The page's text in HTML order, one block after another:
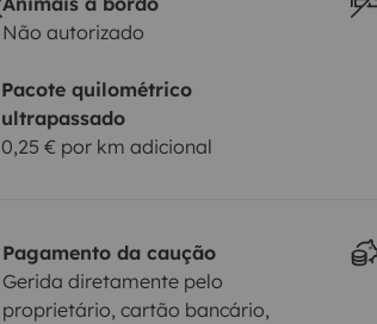
Não autorizado
Pacote quilométrico
ultrapassado
0,25 € por km adicional
Pagamento da caução
Gerida diretamente pelo
proprietário, cartão bancário,